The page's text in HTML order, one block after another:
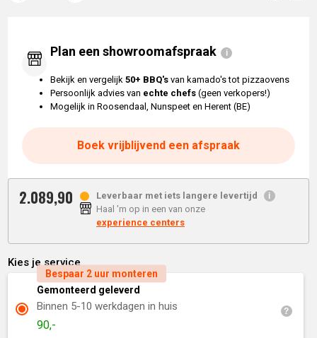
2.089,90
Leverbaar met iets langere levertijd
Haal 'm op in een van onze
experience centers
Kies je service
Gemonteerd geleverd
Binnen 5-10 werkdagen in huis
90,-
Bespaar 2 uur monteren
Plan een showroomafspraak
Bekijk en vergelijk50+ BBQ's van kamado's tot pizzaovens
Persoonlijk advies van echte chefs (geen verkopers!)
Mogelijk in Roosendaal, Nunspeet en Herent (BE)
Boek vrijblijvend een afspraak